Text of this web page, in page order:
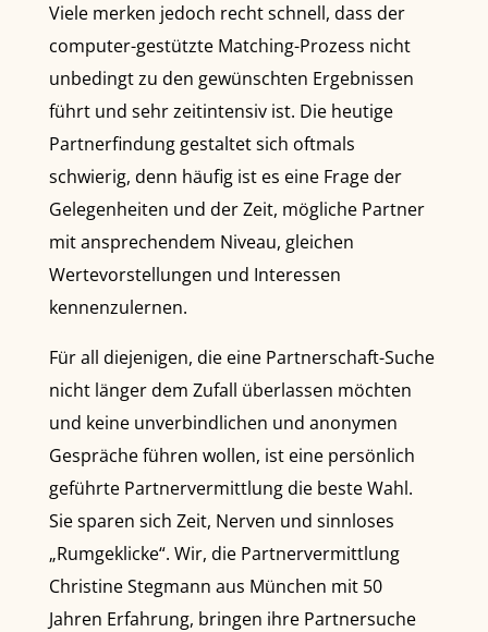
Viele merken jedoch recht schnell, dass der
computer-gestützte Matching-Prozess nicht
unbedingt zu den gewünschten Ergebnissen
führt und sehr zeitintensiv ist. Die heutige
Partnerfindung gestaltet sich oftmals
schwierig, denn häufig ist es eine Frage der
Gelegenheiten und der Zeit, mögliche Partner
mit ansprechendem Niveau, gleichen
Wertevorstellungen und Interessen
kennenzulernen.
Für all diejenigen, die eine Partnerschaft-Suche
nicht länger dem Zufall überlassen möchten
und keine unverbindlichen und anonymen
Gespräche führen wollen, ist eine persönlich
geführte Partnervermittlung die beste Wahl.
Sie sparen sich Zeit, Nerven und sinnloses
„Rumgeklicke“. Wir, die Partnervermittlung
Christine Stegmann aus München mit 50
Jahren Erfahrung, bringen ihre Partnersuche